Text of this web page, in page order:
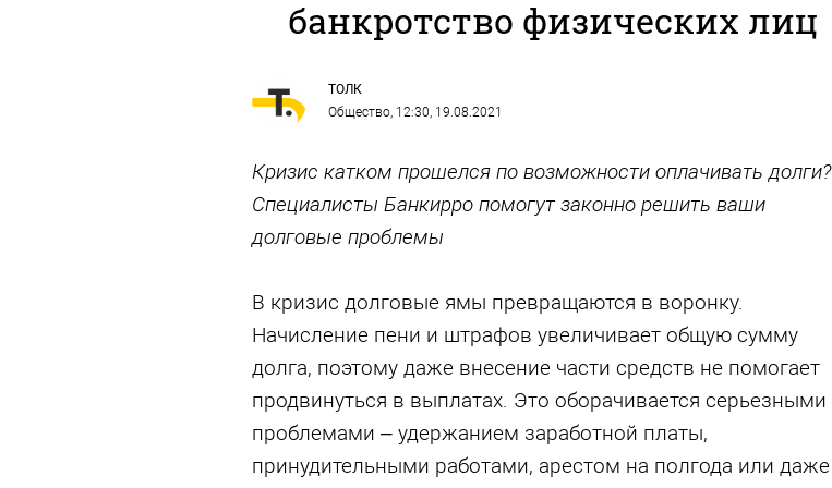
банкротство физических лиц
ТОЛК
Общество, 12:30, 19.08.2021
Кризис катком прошелся по возможности оплачивать долги?
Специалисты Банкирро помогут законно решить ваши
долговые проблемы
В кризис долговые ямы превращаются в воронку.
Начисление пени и штрафов увеличивает общую сумму
долга, поэтому даже внесение части средств не помогает
продвинуться в выплатах. Это оборачивается серьезными
проблемами – удержанием заработной платы,
принудительными работами, арестом на полгода или даже